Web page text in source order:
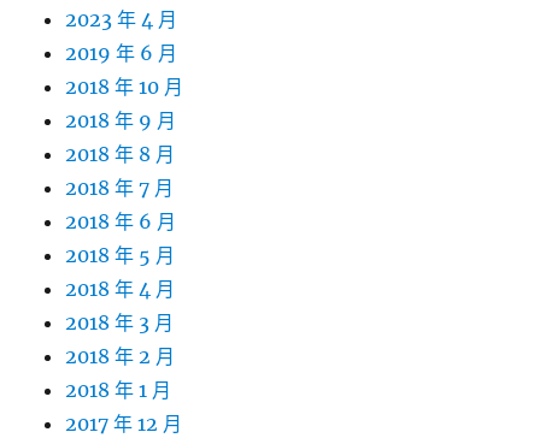
2023 年 4 月
2019 年 6 月
2018 年 10 月
2018 年 9 月
2018 年 8 月
2018 年 7 月
2018 年 6 月
2018 年 5 月
2018 年 4 月
2018 年 3 月
2018 年 2 月
2018 年 1 月
2017 年 12 月